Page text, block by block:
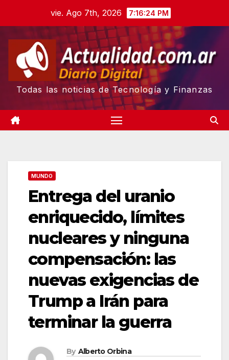
content
vie. Ago 7th, 2026 7:16:25 PM
Todas las noticias de Tecnología y Finanzas
MUNDO
Entrega del uranio
enriquecido, límites
nucleares y ninguna
compensación: las
nuevas exigencias de
Trump a Irán para
terminar la guerra
By Alberto Orbina